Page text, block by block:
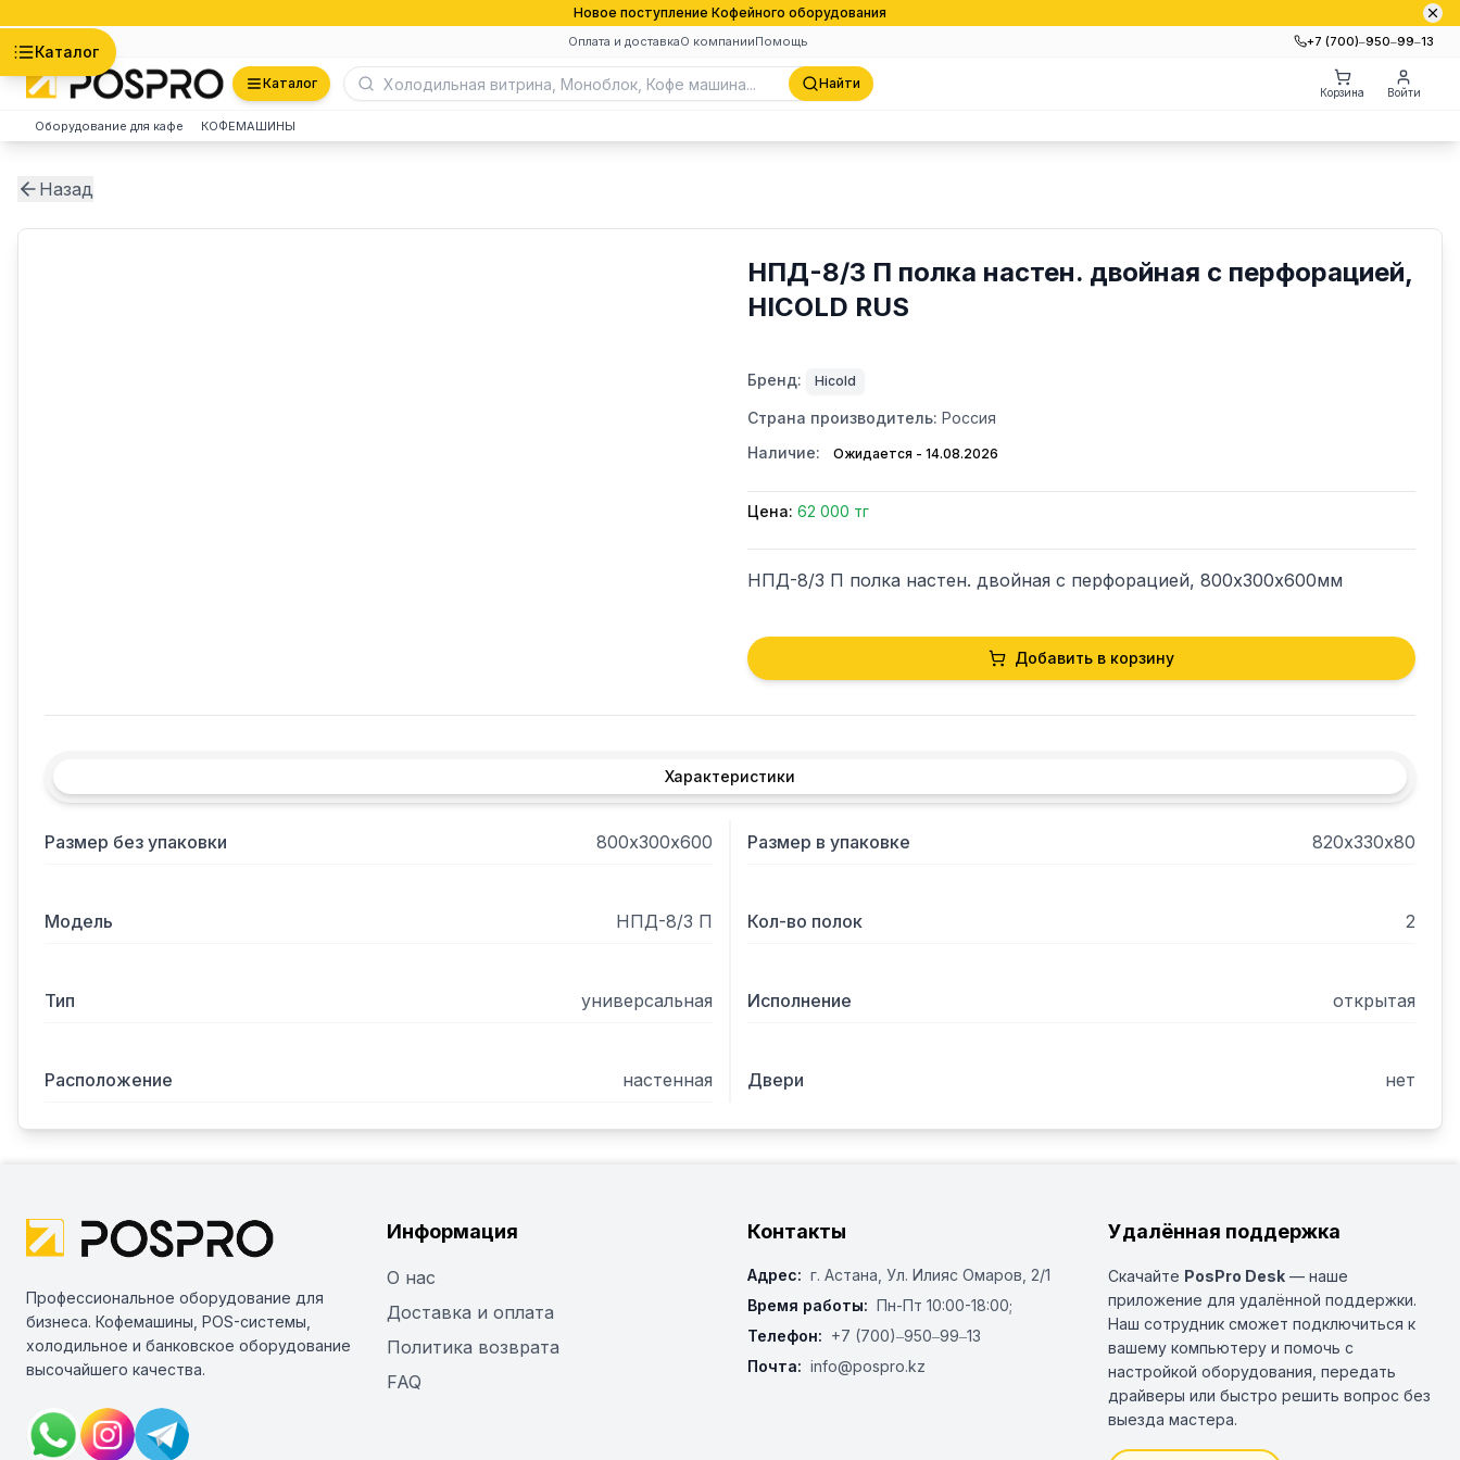
Новое поступление Кофейного оборудования
Оплата и доставкаО компанииПомощь +7 (700)‒950‒99‒13
Каталог
Каталог Найти
Корзина Войти
Оборудование для кафе КОФЕМАШИНЫ
Назад
НПД-8/3 П полка настен. двойная с перфорацией,
HICOLD RUS
Бренд: Hicold
Страна производитель: Россия
Наличие:
Ожидается - 14.08.2026
Цена: 62 000 тг
НПД-8/3 П полка настен. двойная с перфорацией, 800х300х600мм
Добавить в корзину
Характеристики
Размер без упаковки 800х300х600 Размер в упаковке 820х330х80
Модель НПД-8/3 П Кол-во полок 2
Тип универсальная Исполнение открытая
Расположение настенная Двери нет
Профессиональное оборудование для
бизнеса. Кофемашины, POS-системы,
холодильное и банковское оборудование
высочайшего качества.
Информация
О нас
Доставка и оплата
Политика возврата
FAQ
Контакты
Адрес: г. Астана, ​Ул. Илияс Омаров, 2/1
Время работы: Пн-Пт 10:00-18:00;
Телефон: +7 (700)‒950‒99‒13
Почта: info@pospro.kz
Удалённая поддержка
Скачайте PosPro Desk — наше
приложение для удалённой поддержки.
Наш сотрудник сможет подключиться к
вашему компьютеру и помочь с
настройкой оборудования, передать
драйверы или быстро решить вопрос без
выезда мастера.